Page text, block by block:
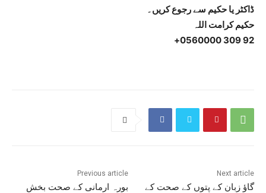
ڈاکٹر یا حکیم سے رجوع کریں۔
حکیم کرامت اللہ
92 309 0560000+
Previous article
بورہ ارمانی کے صحت بخش
Next article
گاؤ زبان کے پتوں کے صحت کے